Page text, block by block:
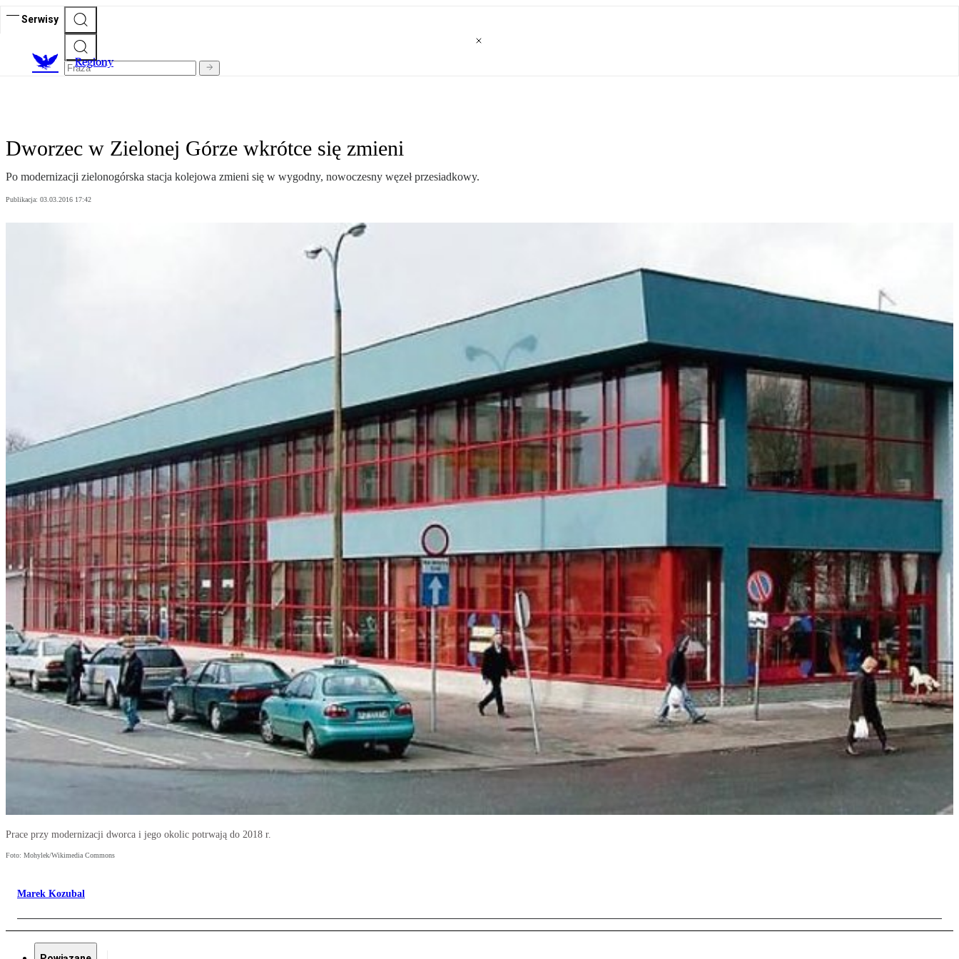
Serwisy
Regiony
Dworzec w Zielonej Górze wkrótce się zmieni
Po modernizacji zielonogórska stacja kolejowa zmieni się w wygodny, nowoczesny węzeł przesiadkowy.
Publikacja: 03.03.2016 17:42
Prace przy modernizacji dworca i jego okolic potrwają do 2018 r.
Foto: Mohylek/Wikimedia Commons
Marek Kozubal